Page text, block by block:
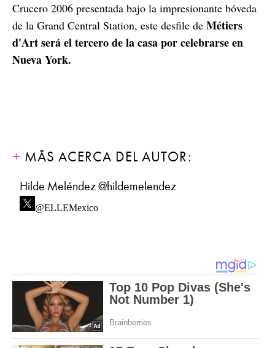
Crucero 2006 presentada bajo la impresionante bóveda
de la Grand Central Station, este desfile de Métiers
d'Art será el tercero de la casa por celebrarse en
Nueva York.
MÁS ACERCA DEL AUTOR:
Hilde Meléndez @hildemelendez
@ELLEMexico